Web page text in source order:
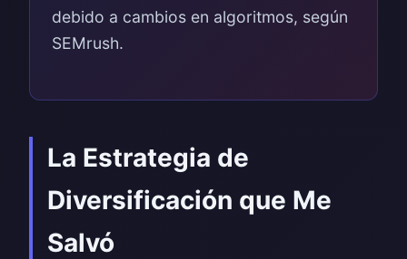
debido a cambios en algoritmos, según
SEMrush.
La Estrategia de
Diversificación que Me
Salvó